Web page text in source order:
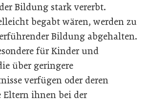
Bildung stark vererbt.
begabt wären, werden zu
Bildung abgehalten.
für Kinder und
über geringere
verfügen oder deren
Eltern ihnen bei der